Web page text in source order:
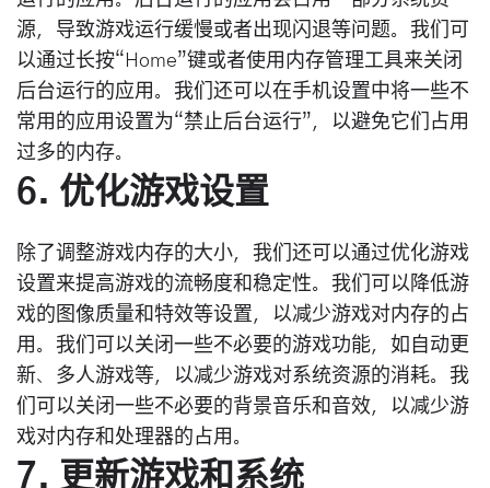
源，导致游戏运行缓慢或者出现闪退等问题。我们可
以通过长按“Home”键或者使用内存管理工具来关闭
后台运行的应用。我们还可以在手机设置中将一些不
常用的应用设置为“禁止后台运行”，以避免它们占用
过多的内存。
6. 优化游戏设置
除了调整游戏内存的大小，我们还可以通过优化游戏
设置来提高游戏的流畅度和稳定性。我们可以降低游
戏的图像质量和特效等设置，以减少游戏对内存的占
用。我们可以关闭一些不必要的游戏功能，如自动更
新、多人游戏等，以减少游戏对系统资源的消耗。我
们可以关闭一些不必要的背景音乐和音效，以减少游
戏对内存和处理器的占用。
7. 更新游戏和系统